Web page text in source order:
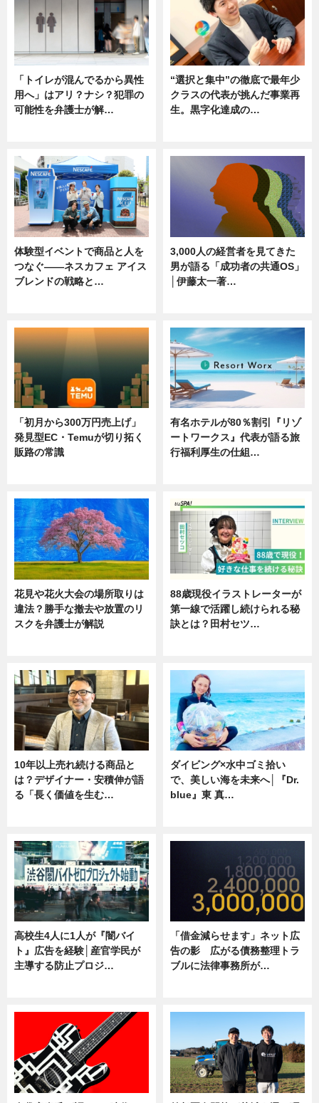
「トイレが混んでるから異性
用へ」はアリ？ナシ？犯罪の
可能性を弁護士が解…
“選択と集中”の徹底で最年少
クラスの代表が挑んだ事業再
生。黒字化達成の…
体験型イベントで商品と人を
つなぐ――ネスカフェ アイス
ブレンドの戦略と…
3,000人の経営者を見てきた
男が語る「成功者の共通OS」
│伊藤太一著…
「初月から300万円売上げ」
発見型EC・Temuが切り拓く
販路の常識
有名ホテルが80％割引『リゾ
ートワークス』代表が語る旅
行福利厚生の仕組…
花見や花火大会の場所取りは
違法？勝手な撤去や放置のリ
スクを弁護士が解説
88歳現役イラストレーターが
第一線で活躍し続けられる秘
訣とは？田村セツ…
10年以上売れ続ける商品と
は？デザイナー・安積伸が語
る「長く価値を生む…
ダイビング×水中ゴミ拾い
で、美しい海を未来へ│『Dr.
blue』東 真…
高校生4人に1人が『闇バイ
ト』広告を経験│産官学民が
主導する防止プロジ…
「借金減らせます」ネット広
告の影 広がる債務整理トラ
ブルに法律事務所が…